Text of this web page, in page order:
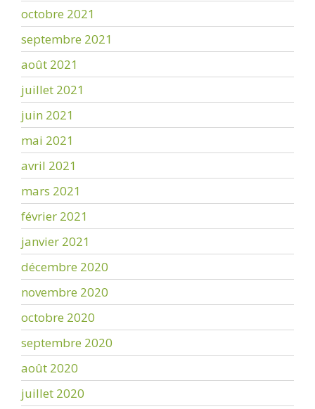
octobre 2021
septembre 2021
août 2021
juillet 2021
juin 2021
mai 2021
avril 2021
mars 2021
février 2021
janvier 2021
décembre 2020
novembre 2020
octobre 2020
septembre 2020
août 2020
juillet 2020